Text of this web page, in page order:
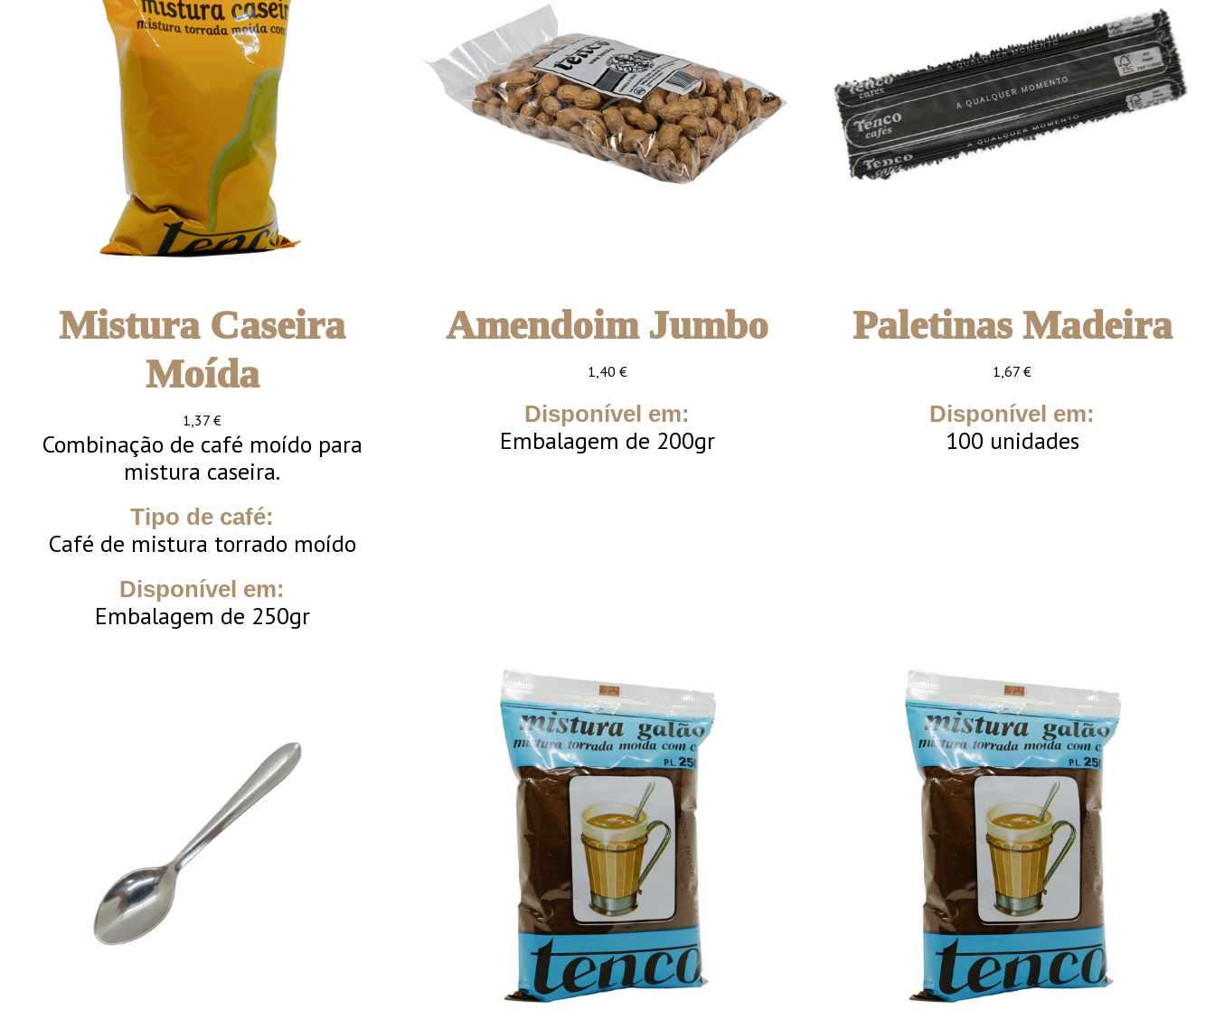
Mistura Caseira
Moída
1,37€
Combinação de café moído para
mistura caseira.
Tipo de café:
Café de mistura torrado moído
Disponível em:
Embalagem de 250gr
Amendoim Jumbo
1,40 €
Disponível em:
Embalagem de 200gr
Paletinas Madeira
1,67€
Disponível em:
100 unidades